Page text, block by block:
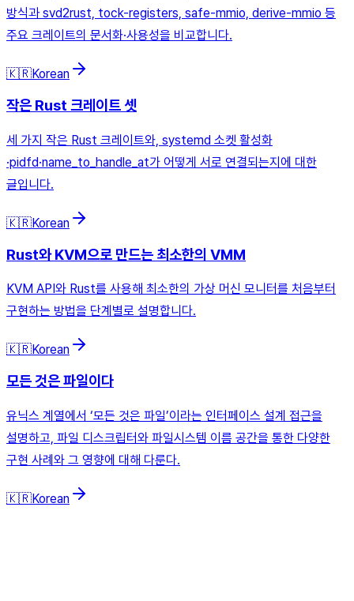
방식과 svd2rust, tock-registers, safe-mmio, derive-mmio 등
주요 크레이트의 문서화·사용성을 비교합니다.
🇰🇷Korean
작은 Rust 크레이트 셋
세 가지 작은 Rust 크레이트와, systemd 소켓 활성화
·pidfd·name_to_handle_at가 어떻게 서로 연결되는지에 대한
글입니다.
🇰🇷Korean
Rust와 KVM으로 만드는 최소한의 VMM
KVM API와 Rust를 사용해 최소한의 가상 머신 모니터를 처음부터
구현하는 방법을 단계별로 설명합니다.
🇰🇷Korean
모든 것은 파일이다
유닉스 계열에서 ‘모든 것은 파일’이라는 인터페이스 설계 접근을
설명하고, 파일 디스크립터와 파일시스템 이름 공간을 통한 다양한
구현 사례와 그 영향에 대해 다룬다.
🇰🇷Korean